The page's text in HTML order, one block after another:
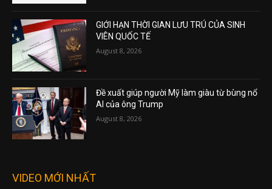
GIỚI HẠN THỜI GIAN LƯU TRÚ CỦA SINH
VIÊN QUỐC TẾ
August 8, 2026
Đề xuất giúp người Mỹ làm giàu từ bùng nổ
AI của ông Trump
August 8, 2026
VIDEO MỚI NHẤT